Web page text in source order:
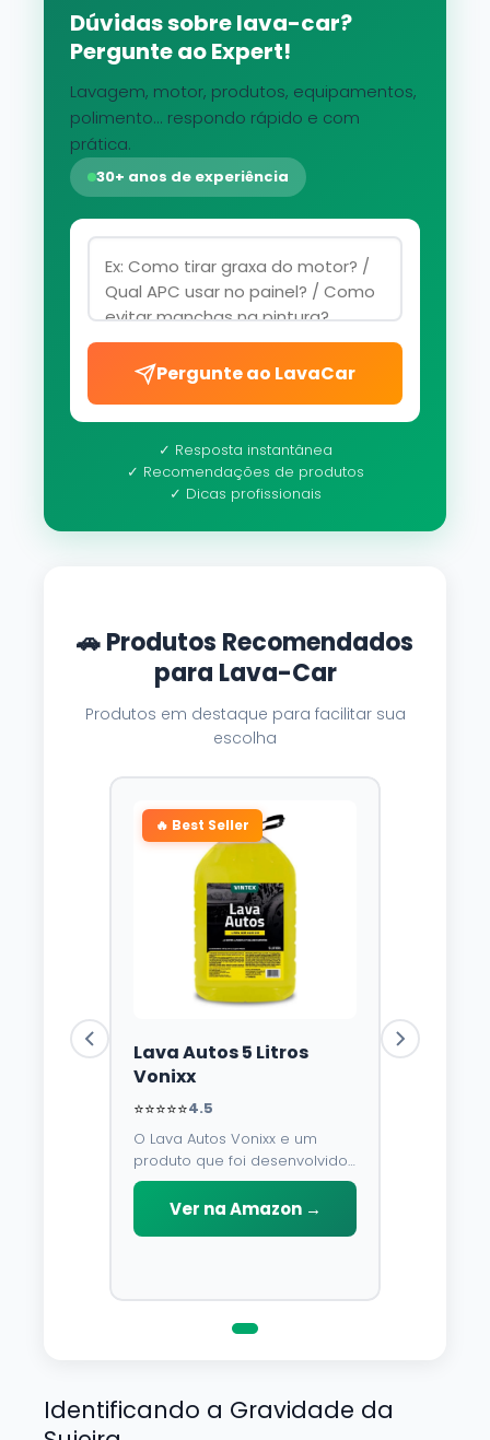
Dúvidas sobre lava-car?
Pergunte ao Expert!
Lavagem, motor, produtos, equipamentos,
polimento... respondo rápido e com
prática.
30+ anos de experiência
Pergunte ao LavaCar
✓ Resposta instantânea
✓ Recomendações de produtos
✓ Dicas profissionais
🚗 Produtos Recomendados
para Lava-Car
Produtos em destaque para facilitar sua
escolha
🔥 Best Seller
Lava Autos 5 Litros
Vonixx
⭐⭐⭐⭐⭐4.5
O Lava Autos Vonixx e um
produto que foi desenvolvido
para limpar, proteger e
conservar a lataria do veiculo.
Por possuir pH neutro, pode
Ver na Amazon →
Identificando a Gravidade da